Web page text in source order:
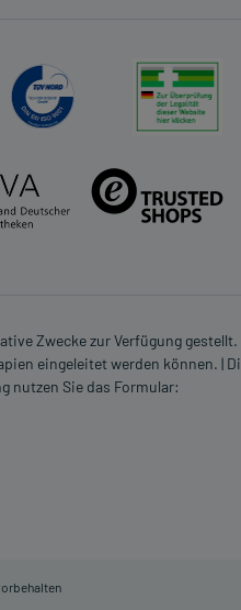
Zwecke zur Verfügung
eingeleitet werden können. |
nutzen Sie das Formular: